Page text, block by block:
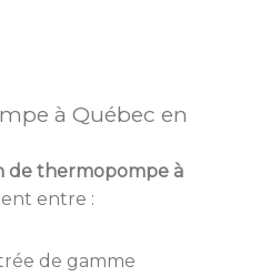
à Québec en
de thermopompe à
entre :
de gamme